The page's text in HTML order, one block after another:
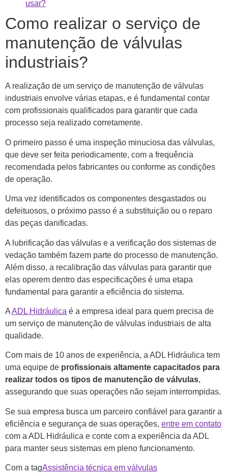
usar?
Como realizar o serviço de
manutenção de válvulas
industriais?
A realização de um serviço de manutenção de válvulas
industriais envolve várias etapas, e é fundamental contar
com profissionais qualificados para garantir que cada
processo seja realizado corretamente.
O primeiro passo é uma inspeção minuciosa das válvulas,
que deve ser feita periodicamente, com a frequência
recomendada pelos fabricantes ou conforme as condições
de operação.
Uma vez identificados os componentes desgastados ou
defeituosos, o próximo passo é a substituição ou o reparo
das peças danificadas.
A lubrificação das válvulas e a verificação dos sistemas de
vedação também fazem parte do processo de manutenção.
Além disso, a recalibração das válvulas para garantir que
elas operem dentro das especificações é uma etapa
fundamental para garantir a eficiência do sistema.
AADL Hidráulica é a empresa ideal para quem precisa de
um serviço de manutenção de válvulas industriais de alta
qualidade.
Com mais de 10 anos de experiência, a ADL Hidráulica tem
uma equipe de profissionais altamente capacitados para
realizar todos os tipos de manutenção de válvulas,
assegurando que suas operações não sejam interrompidas.
Se sua empresa busca um parceiro confiável para garantir a
eficiência e segurança de suas operações, entre em contato
com a ADL Hidráulica e conte com a experiência da ADL
para manter seus sistemas em pleno funcionamento.
Com a tagAssistência técnica em válvulas